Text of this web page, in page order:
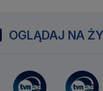
OGLĄDAJ NA